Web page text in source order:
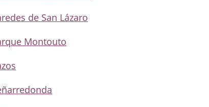
de San Lázaro
Montouto